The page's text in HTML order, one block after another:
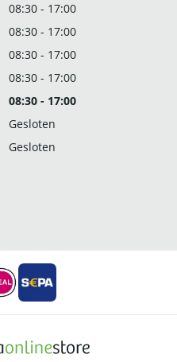
08:30 - 17:00
08:30 - 17:00
08:30 - 17:00
08:30 - 17:00
08:30 - 17:00
Gesloten
Gesloten